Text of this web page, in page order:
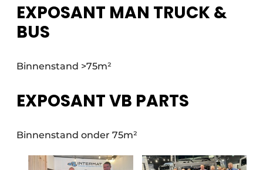
EXPOSANT MAN TRUCK &
BUS
Binnenstand >75m²
EXPOSANT VB PARTS
Binnenstand onder 75m²